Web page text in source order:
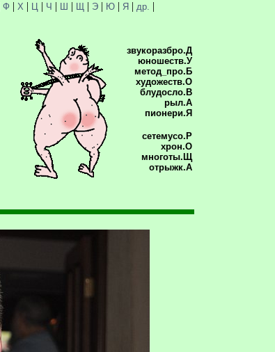
Ф | Х | Ц | Ч | Ш | Щ | Э| Ю| Я| др. |
звукоразбро.Д
юношеств.У
метод_про.Б
художеств.О
блудосло.В
рыл.А
пионери.Я
сетемусо.Р
хрон.О
многоты.Щ
отрыжк.А